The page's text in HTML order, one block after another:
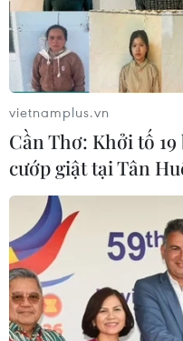
vietnamplus.vn
Cần Thơ: Khởi tố
cướp giật tại Tân